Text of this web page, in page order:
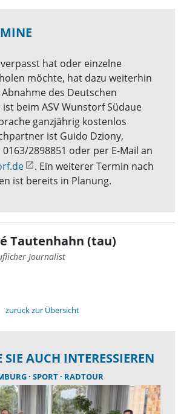
hat oder einzelne
möchte, hat dazu weiterhin
des Deutschen
beim ASV Wunstorf Südaue
ganzjährig kostenlos
ist Guido Dziony,
2898851 oder per E-Mail an
. Ein weiterer Termin nach
ist bereits in Planung.
Tautenhahn (tau)
Journalist
zurück zur Übersicht
AUCH INTERESSIEREN
SPORT RADTOUR